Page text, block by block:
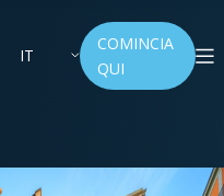
IT
COMINCIA
QUI